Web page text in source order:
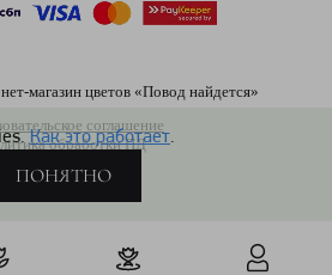
Как это работает.
ПОНЯТНО
магазин цветов «Повод найдется»
соглашение
обработки ПД